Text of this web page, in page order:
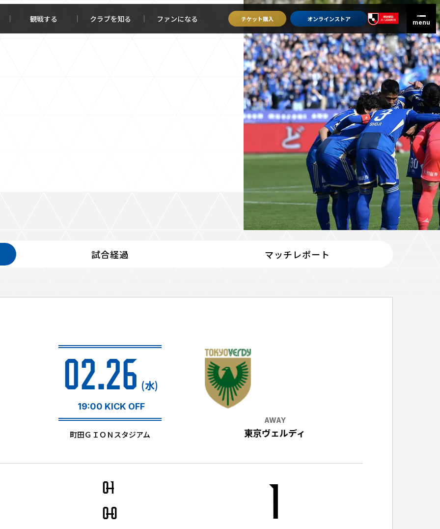
観戦する クラブを知る ファンになる チケット購入 オンラインストア
サポーターの皆様へ
ＦＣ町田ゼルビアをサポート
トレーニングの見学・ファンサービ
ス
ＦＣ町田ゼルビアカレンダー
三輪緑山ベースを利用
グッズを買うトップ
オンラインストア
ユニフォーム
試合経過 マッチレポート
02.26 (水)
19:00 KICK OFF
町田ＧＩＯＮスタジアム
AWAY
東京ヴェルディ
01
00 1